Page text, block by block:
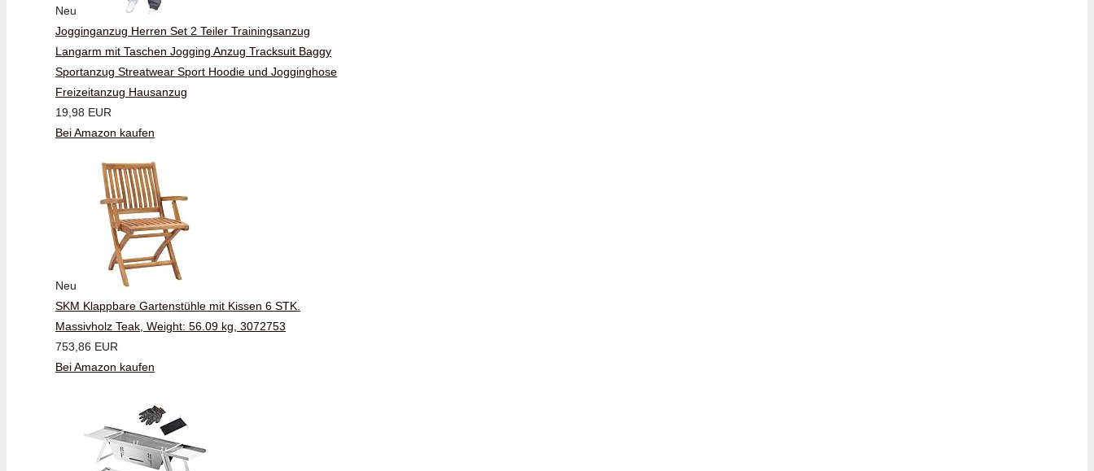
Neu
Jogginganzug Herren Set 2 Teiler Trainingsanzug
Langarm mit Taschen Jogging Anzug Tracksuit Baggy
Sportanzug Streatwear Sport Hoodie und Jogginghose
Freizeitanzug Hausanzug
19,98 EUR
Bei Amazon kaufen
Neu
SKM Klappbare Gartenstühle mit Kissen 6 STK.
Massivholz Teak, Weight: 56.09 kg, 3072753
753,86 EUR
Bei Amazon kaufen